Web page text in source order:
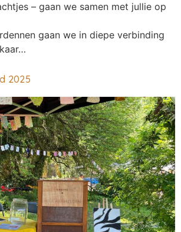
– gaan we samen met jullie op
gaan we in diepe verbinding
2025